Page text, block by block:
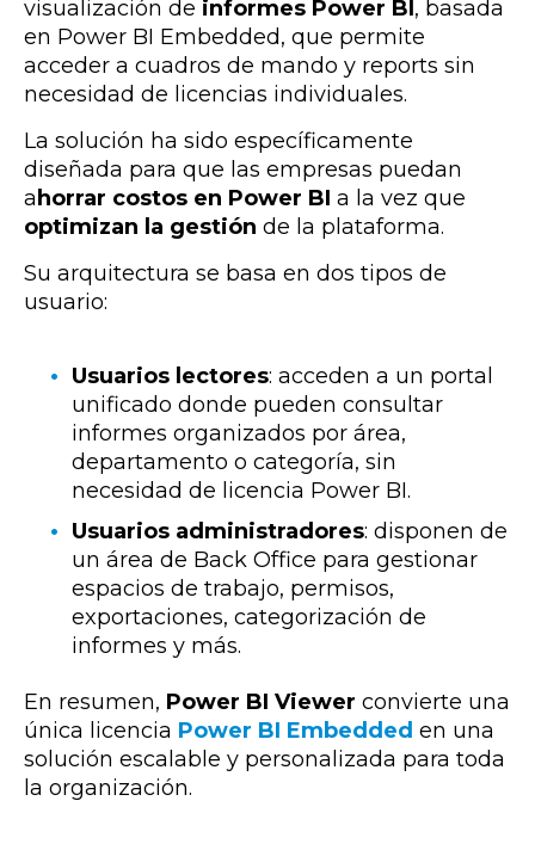
visualización de informes Power BI , basada
en Power BI Embedded, que permite
acceder a cuadros de mando y reports sin
necesidad de licencias individuales.
La solución ha sido específicamente
diseñada para que las empresas puedan
a horrar costos en Power BI a la vez que
optimizan la gestión de la plataforma.
Su arquitectura se basa en dos tipos de
usuario:
Usuarios lectores: acceden a un portal
unificado donde pueden consultar
informes organizados por área,
departamento o categoría, sin
necesidad de licencia Power BI.
Usuarios administradores: disponen de
un área de Back Office para gestionar
espacios de trabajo, permisos,
exportaciones, categorización de
informes y más.
En resumen, Power BI Viewer convierte una
única licencia Power BI Embedded en una
solución escalable y personalizada para toda
la organización.